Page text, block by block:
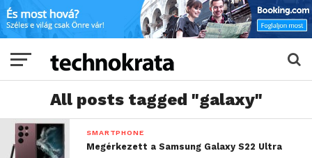
All posts tagged "galaxy"
SMARTPHONE
Megérkezett a Samsung Galaxy S22 Ultra